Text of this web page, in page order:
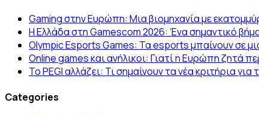
Gaming στην Ευρώπη: Μια βιομηχανία με
Η Ελλάδα στη Gamescom 2026: Ένα σημαντικό
Olympic Esports Games: Τα esports μπαίνουν σε
Online games και ανήλικοι: Γιατί η Ευρώπη ζητά
Το PEGI αλλάζει: Τι σημαίνουν τα νέα κριτήρια
Categories